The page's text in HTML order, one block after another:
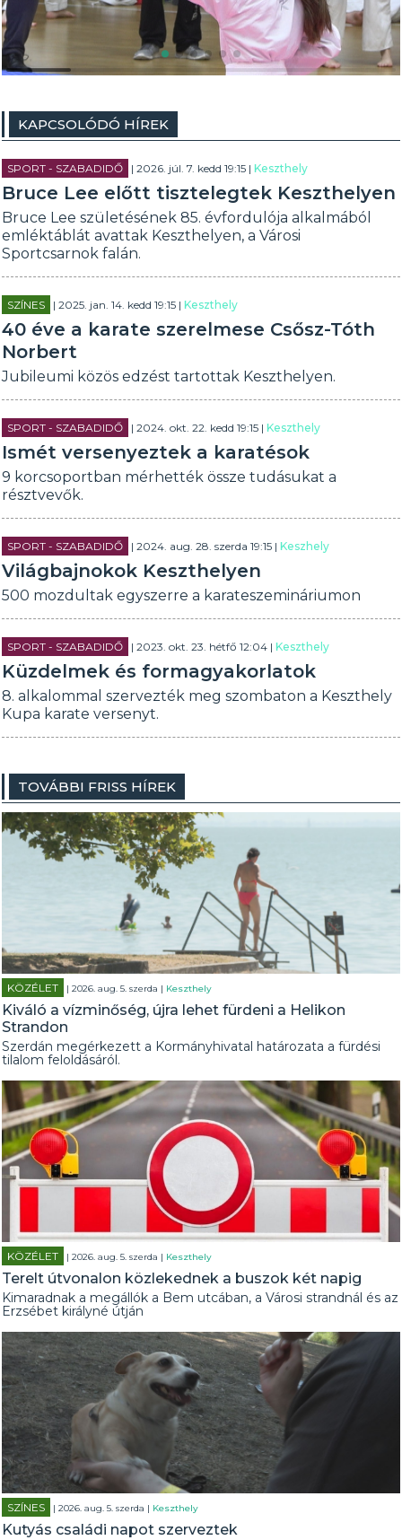
KAPCSOLÓDÓ HÍREK
SPORT - SZABADIDŐ | 2026. júl. 7. kedd 19:15 |Keszthely
Bruce Lee előtt tisztelegtek Keszthelyen
Bruce Lee születésének 85. évfordulója alkalmából
emléktáblát avattak Keszthelyen, a Városi
Sportcsarnok falán.
SZÍNES | 2025. jan. 14. kedd 19:15 |Keszthely
40 éve a karate szerelmese Csősz-Tóth
Norbert
Jubileumi közös edzést tartottak Keszthelyen.
SPORT - SZABADIDŐ | 2024. okt. 22. kedd 19:15 |Keszthely
Ismét versenyeztek a karatésok
9 korcsoportban mérhették össze tudásukat a
résztvevők.
SPORT - SZABADIDŐ | 2024. aug. 28. szerda 19:15 |Keszhely
Világbajnokok Keszthelyen
500 mozdultak egyszerre a karateszemináriumon
SPORT - SZABADIDŐ | 2023. okt. 23. hétfő 12:04 |Keszthely
Küzdelmek és formagyakorlatok
8. alkalommal szervezték meg szombaton a Keszthely
Kupa karate versenyt.
TOVÁBBI FRISS HÍREK
KÖZÉLET | 2026. aug. 5. szerda | Keszthely
Kiváló a vízminőség, újra lehet fürdeni a Helikon
Strandon
Szerdán megérkezett a Kormányhivatal határozata a fürdési
tilalom feloldásáról.
KÖZÉLET | 2026. aug. 5. szerda | Keszthely
Terelt útvonalon közlekednek a buszok két napig
Kimaradnak a megállók a Bem utcában, a Városi strandnál és az
Erzsébet királyné útján
SZÍNES | 2026. aug. 5. szerda | Keszthely
Kutyás családi napot szerveztek